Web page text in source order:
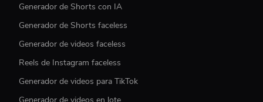
Generador de Shorts con IA
Generador de Shorts faceless
Generador de videos faceless
Reels de Instagram faceless
Generador de videos para TikTok